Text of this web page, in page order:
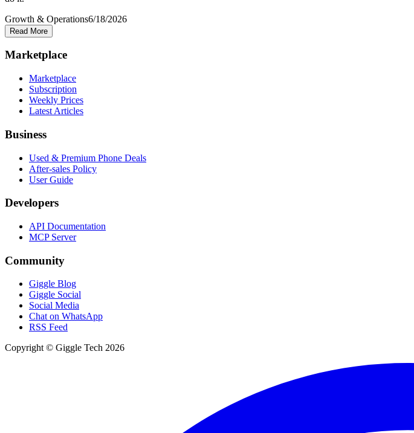
Growth & Operations6/18/2026
Read More
Marketplace
Marketplace
Subscription
Weekly Prices
Latest Articles
Business
Used & Premium Phone Deals
After-sales Policy
User Guide
Developers
API Documentation
MCP Server
Community
Giggle Blog
Giggle Social
Social Media
Chat on WhatsApp
RSS Feed
Copyright © Giggle Tech 2026